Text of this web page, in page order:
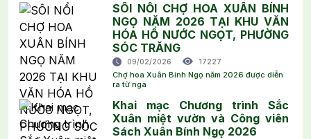
SÔI NỔI CHỢ HOA XUÂN BÍNH
NGỌ NĂM 2026 TẠI KHU VĂN
HÓA HỒ NƯỚC NGỌT, PHƯỜNG
SÓC TRĂNG
09/02/2026 17227
Chợ hoa Xuân Bính Ngọ năm 2026 được diễn
ra từ ngà
Khai mạc Chương trình Sắc
Xuân miệt vườn và Công viên
Sách Xuân Bính Ngọ 2026